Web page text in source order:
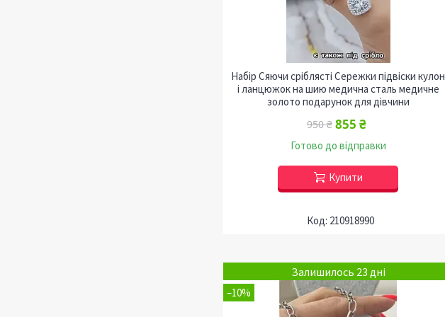
Набір Сяючи сріблясті Сережки підвіски кулон
і ланцюжок на шию медична сталь медичне
золото подарунок для дівчини
950 ₴ 855 ₴
Готово до відправки
Купити
210918990
Залишилось 23 дні
–10%